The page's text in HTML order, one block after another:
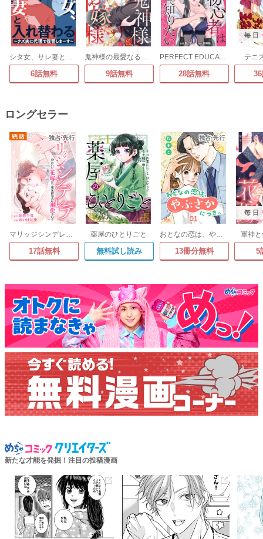
6話無料 9話無料
PERFECT EDUCATION～恋愛初心者は最後まで知りたい
28話無料
毎日
テニ
ロングセラー
17話無料
薬屋のひとりごと
無料試し読み
おとなの恋は、やぶさかにつき。
13冊分無料
毎日
軍神
5
新たな才能を発掘！注目の投稿漫画